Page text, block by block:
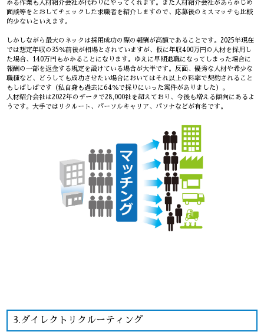
かる作業も人材紹介会社が代わりにやってくれます。また人材紹介会社があらかじめ
面談等をとおしてチェックした求職者を紹介しますので、応募後のミスマッチも比較
的少ないといえます。
しかしながら最大のネックは採用成功の際の報酬が高額であることです。2025年現在
では想定年収の35％前後が相場とされていますが、仮に年収400万円の人材を採用し
た場合、140万円もかかることになります。ゆえに早期退職になってしまった場合に
報酬の一部を返金する規定を設けている場合が大半です。反面、優秀な人材や希少な
職種など、どうしても成功させたい場合においてはそれ以上の料率で契約されること
もしばしばです（私自身も過去に64％で採りにいった案件がありました）。
人材紹介会社は2022年のデータで28,000社を超えており、今後も増える傾向にあるよ
うです。大手ではリクルート、パーソルキャリア、パソナなどが有名です。
3.ダイレクトリクルーティング